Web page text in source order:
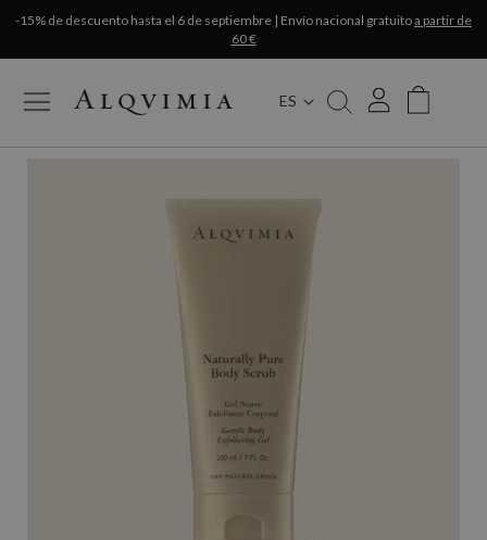
-15% de descuento hasta el 6 de septiembre | Envío nacional gratuitoa partir de
60 €
ES
My Cart